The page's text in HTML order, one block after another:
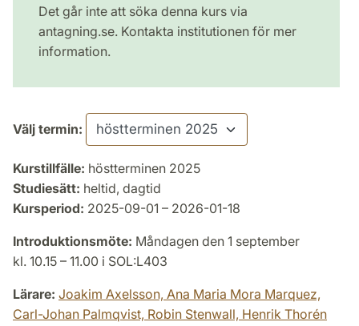
Det går inte att söka denna kurs via
antagning.se. Kontakta institutionen för mer
information.
Välj termin:
Kurstillfälle: höstterminen 2025
Studiesätt: heltid, dagtid
Kursperiod: 2025-09-01 – 2026-01-18
Introduktionsmöte: Måndagen den 1 september
kl. 10.15 – 11.00 i SOL:L403
Lärare: Joakim Axelsson, Ana Maria Mora Marquez,
Carl-Johan Palmqvist, Robin Stenwall, Henrik Thorén